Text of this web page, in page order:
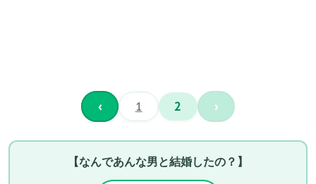
‹ 1 2 ›
【なんであんな男と結婚したの？】